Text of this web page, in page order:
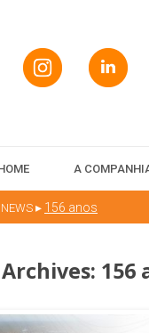
A
NEWS ▸ 156 anos
156